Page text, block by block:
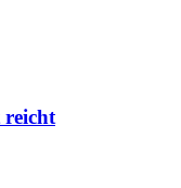
reicht